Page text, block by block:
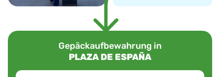
Gepäckaufbewahrung in
PLAZA DE ESPAÑA